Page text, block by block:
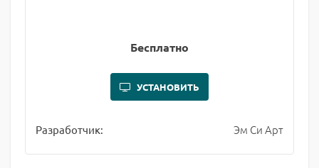
Бесплатно
УСТАНОВИТЬ
Разработчик: Эм Си Арт